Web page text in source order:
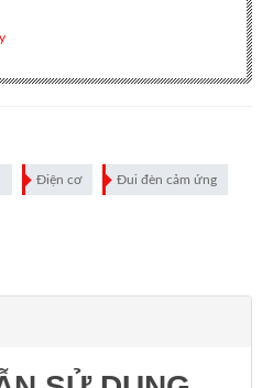
Điện cơ Đui đèn cảm ứng